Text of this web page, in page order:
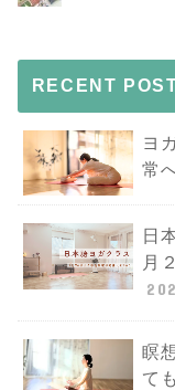
RECENT
ヨ
常
日
月
瞑
て